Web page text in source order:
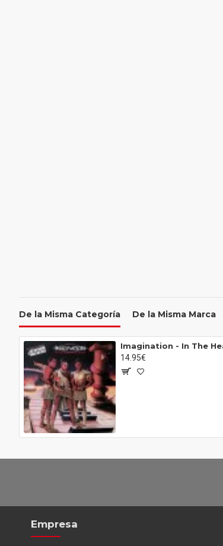
De la Misma Categoría De la Misma Marca
Imagination - In The
14.95€
Empresa